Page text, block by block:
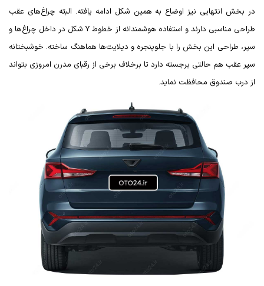
در بخش انتهایی نیز اوضاع به همین شکل ادامه یافته. البته چراغ‌های عقب
طراحی مناسبی دارند و استفاده هوشمندانه از خطوط Yشکل در داخل چراغ‌ها و
سپر، طراحی این بخش را با جلوپنجره و دیلایت‌ها هماهنگ ساخته. خوشبختانه
سپر عقب هم حالتی برجسته دارد تا برخلاف برخی از رقبای مدرن امروزی بتواند
از درب صندوق محافظت نماید.